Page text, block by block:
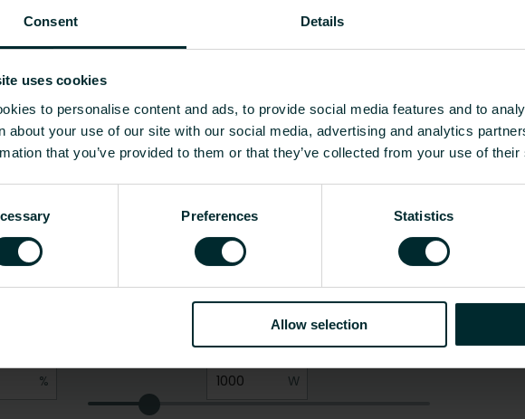
Consent Details
uses cookies
to personalise content and ads, to provide social media features and to
about your use of our site with our social media, advertising and analytics
that you’ve provided to them or that they’ve collected from your use of
Preferences Statistics
Allow selection